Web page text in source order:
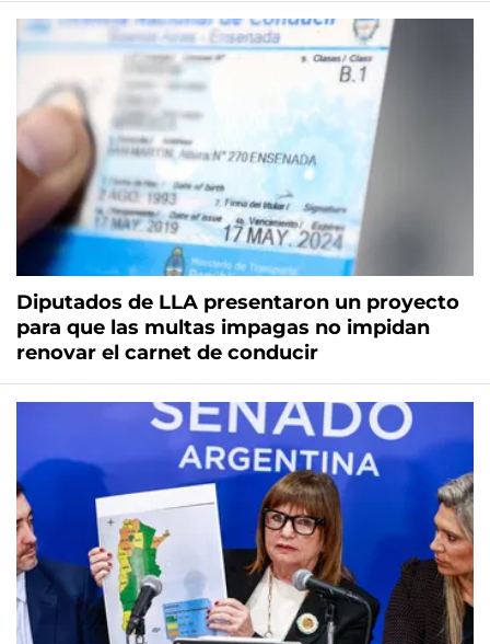
Diputados de LLA presentaron un proyecto
para que las multas impagas no impidan
renovar el carnet de conducir